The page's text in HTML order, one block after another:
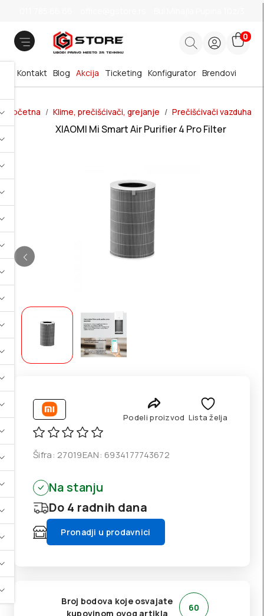
0
Brendovi
Blog Akcija
Kontakt Ticketing Konfigurator
Početna Klime, prečišćivači, grejanje Prečišćivači vazduha
XIAOMI Mi Smart Air Purifier 4 Pro Filter
Podeli proizvod Lista želja
Šifra: 27019EAN: 6934177743672
Na stanju
Do 4 radnih dana
Pronadji u prodavnici
Broj bodova koje osvajate
kupovinom ovog artikla
60